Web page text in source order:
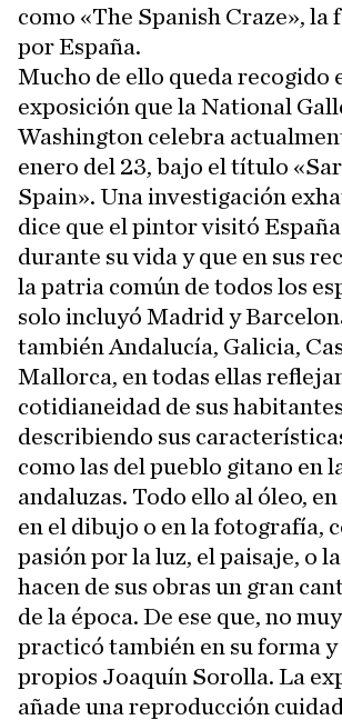
como «The Spanish Craze», la
por España.
Mucho de ello queda recogido
exposición que la National
Washington celebra
enero del 23, bajo el título
Spain». Una investigación
dice que el pintor visitó
durante su vida y que en sus
la patria común de todos los
solo incluyó Madrid y
también Andalucía, Galicia,
Mallorca, en todas ellas
cotidianeidad de sus
describiendo sus
como las del pueblo gitano en
andaluzas. Todo ello al óleo,
en el dibujo o en la fotografía,
pasión por la luz, el paisaje, o
hacen de sus obras un gran
de la época. De ese que, no
practicó también en su forma
propios Joaquín Sorolla. La
añade una reproducción